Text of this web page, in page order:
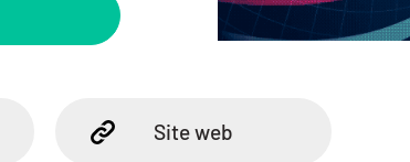
Site web